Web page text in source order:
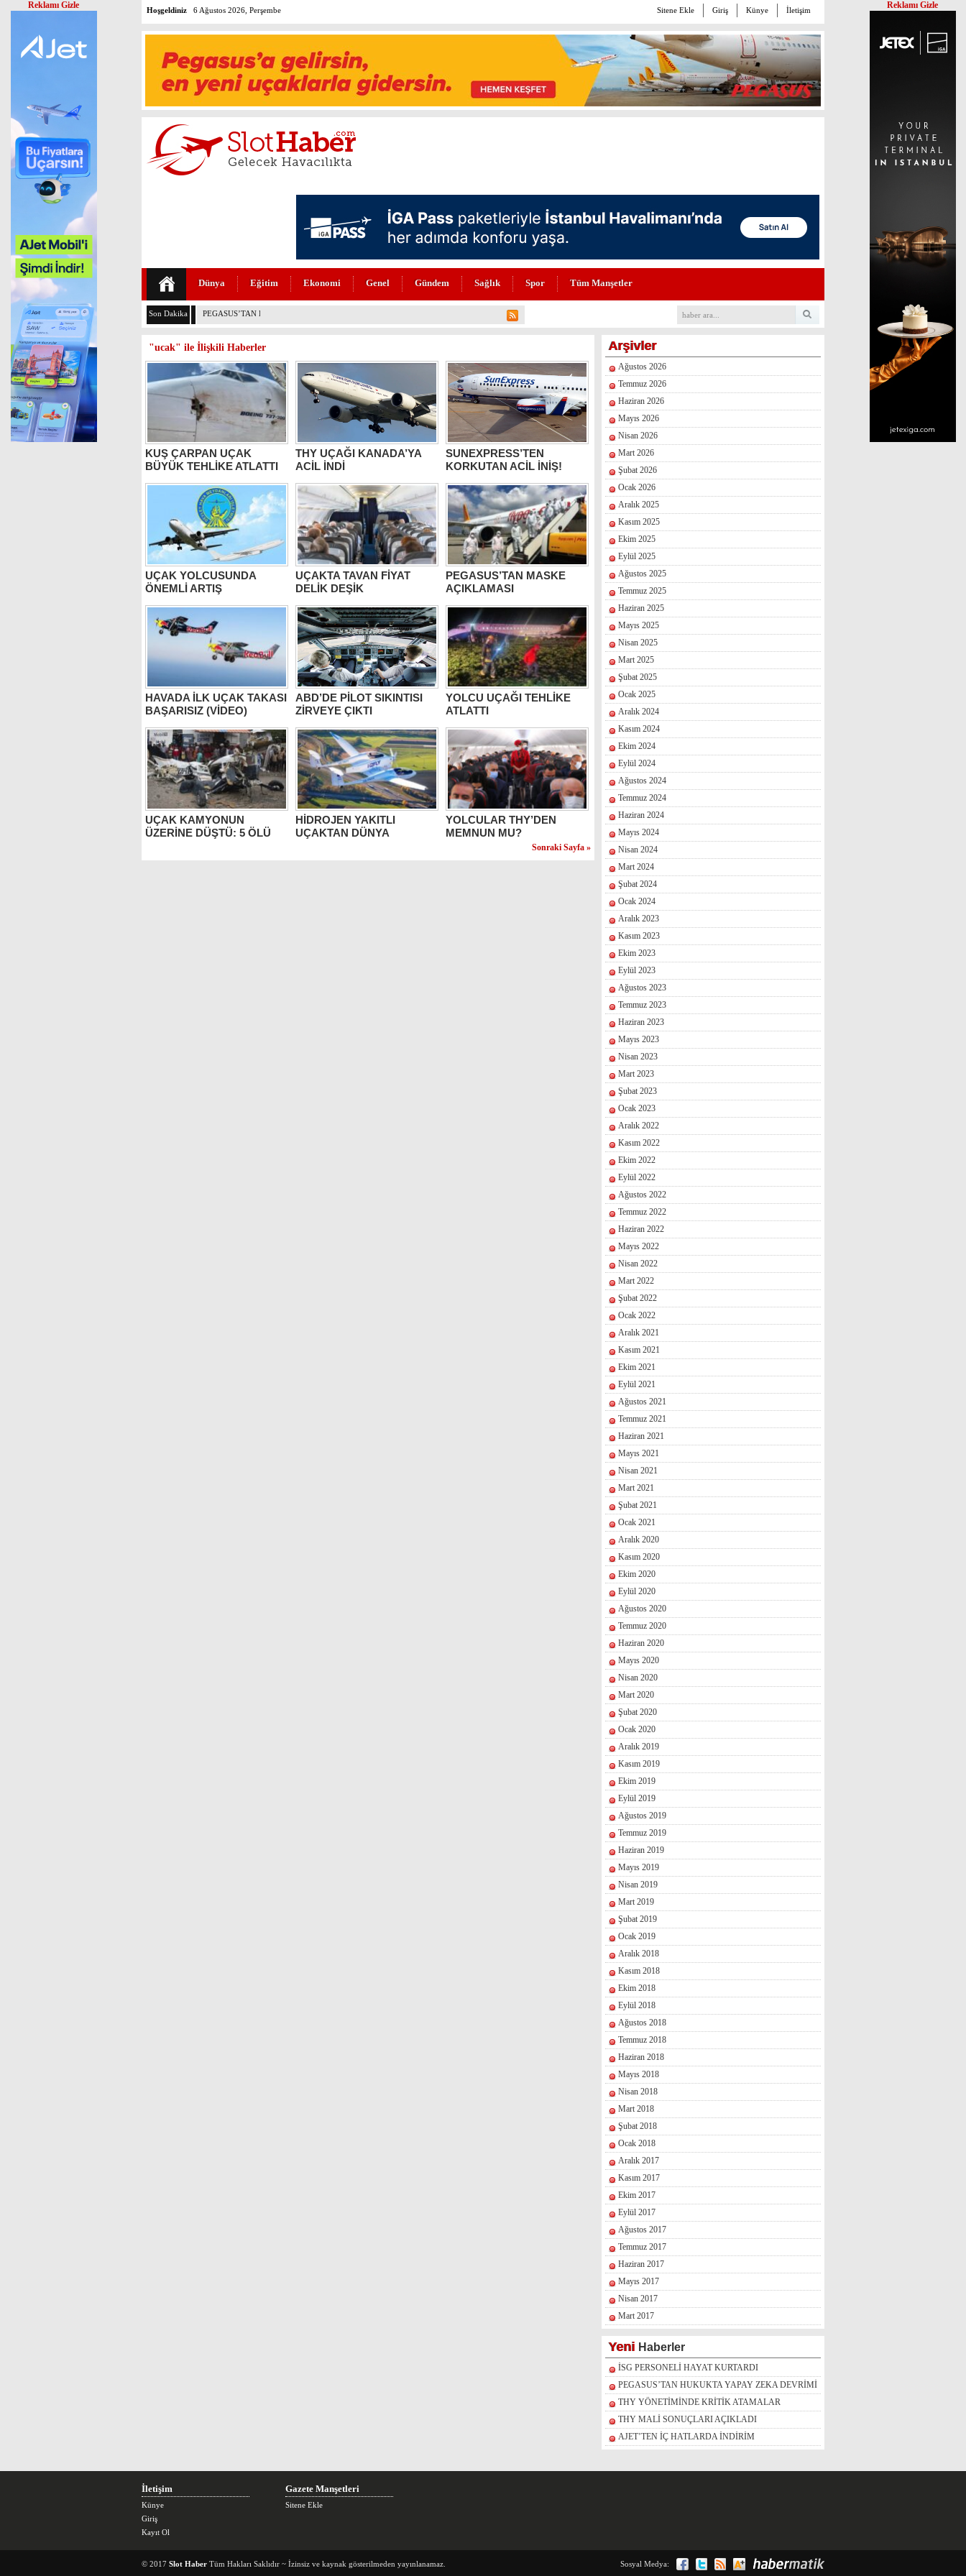
Hoşgeldiniz 6 Ağustos 2026, Perşembe Sitene Ekle Giriş Künye İletişim
Dünya Eğitim Ekonomi Genel Gündem Sağlık Spor Tüm Manşetler
Son Dakika PEGASUS’TAN HUKUKTA YAPAY ZEKA DEVRİMİ
"ucak" ile İlişkili Haberler
KUŞ ÇARPAN UÇAK
BÜYÜK TEHLİKE ATLATTI
THY UÇAĞI KANADA’YA
ACİL İNDİ
SUNEXPRESS’TEN
KORKUTAN ACİL İNİŞ!
UÇAK YOLCUSUNDA
ÖNEMLİ ARTIŞ
UÇAKTA TAVAN FİYAT
DELİK DEŞİK
PEGASUS’TAN MASKE
AÇIKLAMASI
HAVADA İLK UÇAK TAKASI
BAŞARISIZ (VİDEO)
ABD’DE PİLOT SIKINTISI
ZİRVEYE ÇIKTI
YOLCU UÇAĞI TEHLİKE
ATLATTI
UÇAK KAMYONUN
ÜZERİNE DÜŞTÜ: 5 ÖLÜ
HİDROJEN YAKITLI
UÇAKTAN DÜNYA
YOLCULAR THY’DEN
MEMNUN MU?
Sonraki Sayfa »
Arşivler
Ağustos 2026
Temmuz 2026
Haziran 2026
Mayıs 2026
Nisan 2026
Mart 2026
Şubat 2026
Ocak 2026
Aralık 2025
Kasım 2025
Ekim 2025
Eylül 2025
Ağustos 2025
Temmuz 2025
Haziran 2025
Mayıs 2025
Nisan 2025
Mart 2025
Şubat 2025
Ocak 2025
Aralık 2024
Kasım 2024
Ekim 2024
Eylül 2024
Ağustos 2024
Temmuz 2024
Haziran 2024
Mayıs 2024
Nisan 2024
Mart 2024
Şubat 2024
Ocak 2024
Aralık 2023
Kasım 2023
Ekim 2023
Eylül 2023
Ağustos 2023
Temmuz 2023
Haziran 2023
Mayıs 2023
Nisan 2023
Mart 2023
Şubat 2023
Ocak 2023
Aralık 2022
Kasım 2022
Ekim 2022
Eylül 2022
Ağustos 2022
Temmuz 2022
Haziran 2022
Mayıs 2022
Nisan 2022
Mart 2022
Şubat 2022
Ocak 2022
Aralık 2021
Kasım 2021
Ekim 2021
Eylül 2021
Ağustos 2021
Temmuz 2021
Haziran 2021
Mayıs 2021
Nisan 2021
Mart 2021
Şubat 2021
Ocak 2021
Aralık 2020
Kasım 2020
Ekim 2020
Eylül 2020
Ağustos 2020
Temmuz 2020
Haziran 2020
Mayıs 2020
Nisan 2020
Mart 2020
Şubat 2020
Ocak 2020
Aralık 2019
Kasım 2019
Ekim 2019
Eylül 2019
Ağustos 2019
Temmuz 2019
Haziran 2019
Mayıs 2019
Nisan 2019
Mart 2019
Şubat 2019
Ocak 2019
Aralık 2018
Kasım 2018
Ekim 2018
Eylül 2018
Ağustos 2018
Temmuz 2018
Haziran 2018
Mayıs 2018
Nisan 2018
Mart 2018
Şubat 2018
Ocak 2018
Aralık 2017
Kasım 2017
Ekim 2017
Eylül 2017
Ağustos 2017
Temmuz 2017
Haziran 2017
Mayıs 2017
Nisan 2017
Mart 2017
Yeni Haberler
İSG PERSONELİ HAYAT KURTARDI
PEGASUS’TAN HUKUKTA YAPAY ZEKA DEVRİMİ
THY YÖNETİMİNDE KRİTİK ATAMALAR
THY MALİ SONUÇLARI AÇIKLADI
AJET’TEN İÇ HATLARDA İNDİRİM
İletişim
Künye
Giriş
Kayıt Ol
Gazete Manşetleri
Sitene Ekle
© 2017 Slot Haber Tüm Hakları Saklıdır ~ İzinsiz ve kaynak gösterilmeden yayınlanamaz. Sosyal Medya:
Reklamı Gizle
Reklamı Gizle